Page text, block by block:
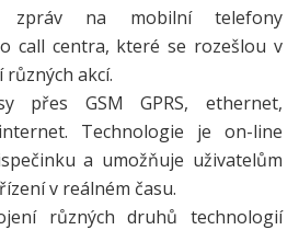
zpráv na mobilní telefony
call centra, které se rozešlou v
akcí.
přes GSM GPRS, ethernet,
Technologie je on-line
a umožňuje uživatelům
v reálném času.
různých druhů technologií